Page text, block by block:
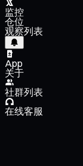
监控
仓位
观察列表
App
关于
社群列表
在线客服